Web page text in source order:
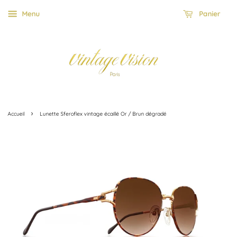
Menu Panier
Accueil › Lunette Sferoflex vintage écaillé Or / Brun dégradé